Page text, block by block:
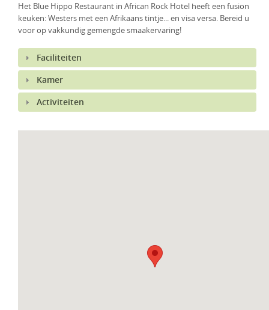
Het Blue Hippo Restaurant in African Rock Hotel heeft een fusion
keuken: Westers met een Afrikaans tintje... en visa versa. Bereid u
voor op vakkundig gemengde smaakervaring!
Faciliteiten
Kamer
Activiteiten